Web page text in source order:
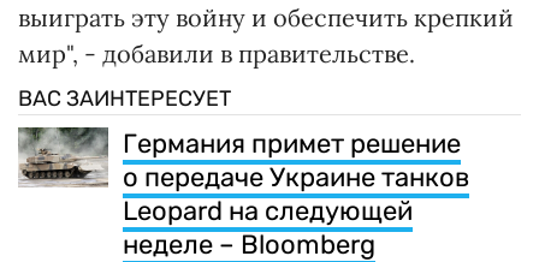
выиграть эту войну и обеспечить крепкий
мир", - добавили в правительстве.
ВАС ЗАИНТЕРЕСУЕТ
Германия примет решение
о передаче Украине танков
Leopard на следующей
неделе – Bloomberg